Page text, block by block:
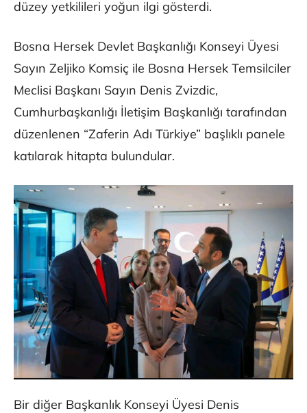
düzey yetkilileri yoğun ilgi gösterdi.
Bosna Hersek Devlet Başkanlığı Konseyi Üyesi
Sayın Zeljiko Komsiç ile Bosna Hersek Temsilciler
Meclisi Başkanı Sayın Denis Zvizdic,
Cumhurbaşkanlığı İletişim Başkanlığı tarafından
düzenlenen “Zaferin Adı Türkiye” başlıklı panele
katılarak hitapta bulundular.
Bir diğer Başkanlık Konseyi Üyesi Denis